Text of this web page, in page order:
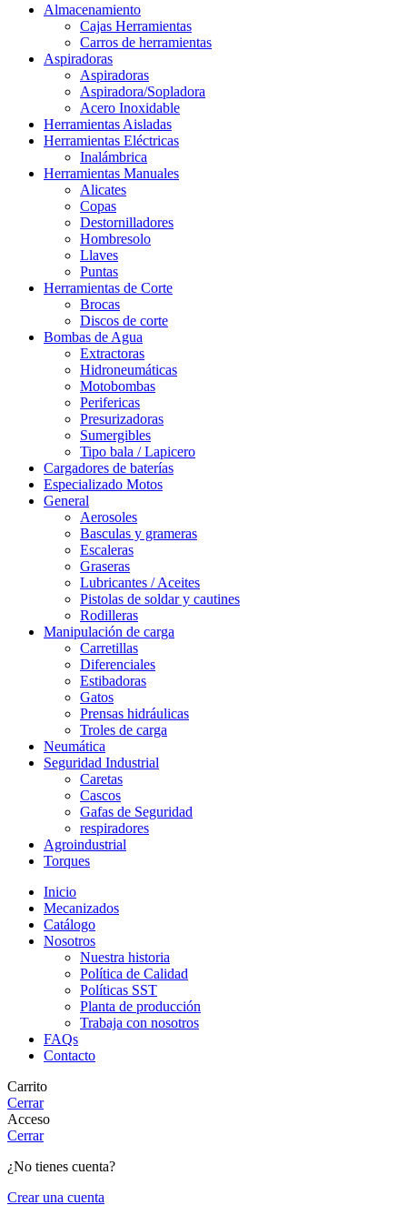
Almacenamiento
Cajas Herramientas
Carros de herramientas
Aspiradoras
Aspiradoras
Aspiradora/Sopladora
Acero Inoxidable
Herramientas Aisladas
Herramientas Eléctricas
Inalámbrica
Herramientas Manuales
Alicates
Copas
Destornilladores
Hombresolo
Llaves
Puntas
Herramientas de Corte
Brocas
Discos de corte
Bombas de Agua
Extractoras
Hidroneumáticas
Motobombas
Perifericas
Presurizadoras
Sumergibles
Tipo bala / Lapicero
Cargadores de baterías
Especializado Motos
General
Aerosoles
Basculas y grameras
Escaleras
Graseras
Lubricantes / Aceites
Pistolas de soldar y cautines
Rodilleras
Manipulación de carga
Carretillas
Diferenciales
Estibadoras
Gatos
Prensas hidráulicas
Troles de carga
Neumática
Seguridad Industrial
Caretas
Cascos
Gafas de Seguridad
respiradores
Agroindustrial
Torques
Inicio
Mecanizados
Catálogo
Nosotros
Nuestra historia
Política de Calidad
Políticas SST
Planta de producción
Trabaja con nosotros
FAQs
Contacto
Carrito
Cerrar
Acceso
Cerrar
¿No tienes cuenta?
Crear una cuenta